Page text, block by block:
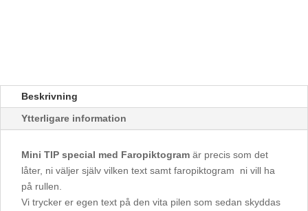
Massasuspensioner
mängd
Beskrivning
Ytterligare information
Mini TIP special med Faropiktogram är precis som det
låter, ni väljer själv vilken text samt faropiktogram ni vill ha
på rullen.
Vi trycker er egen text på den vita pilen som sedan skyddas